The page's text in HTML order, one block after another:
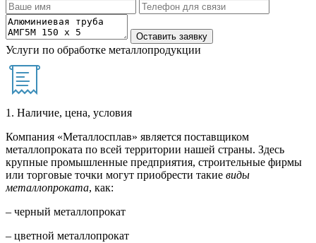
Услуги по обработке металлопродукции
1. Наличие, цена, условия
Компания «Металлосплав» является поставщиком
металлопроката по всей территории нашей страны. Здесь
крупные промышленные предприятия, строительные фирмы
или торговые точки могут приобрести такие виды
металлопроката, как:
– черный металлопрокат
– цветной металлопрокат